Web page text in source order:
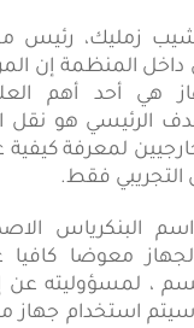
زمليك، رئيس
المنظمة إن
هي أحد أهم
الرئيسي هو نقل
لمعرفة كيفية
فقط.
البنكرياس
معوضا
، لمسؤوليته عن
استخدام جهاز